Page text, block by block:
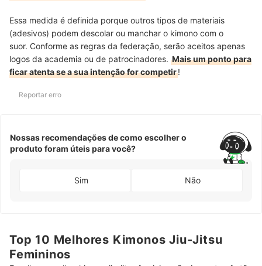
Essa medida é definida porque outros tipos de materiais
(adesivos) podem descolar ou manchar o kimono com o
suor. Conforme as regras da federação, serão aceitos apenas
logos da academia ou de patrocinadores. Mais um ponto para
ficar atenta se a sua intenção for competir!
Reportar erro
Nossas recomendações de como escolher o
produto foram úteis para você?
Sim Não
Top 10 Melhores Kimonos Jiu-Jitsu
Femininos